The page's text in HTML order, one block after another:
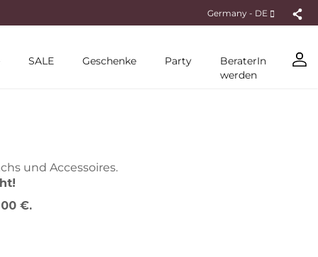
Germany - DE
SALE Geschenke Party
BeraterIn
werden
und Accessoires.
€.